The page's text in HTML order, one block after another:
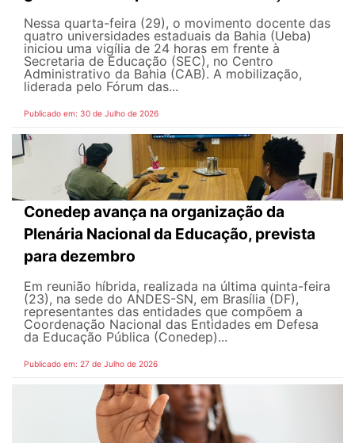
Nessa quarta-feira (29), o movimento docente das
quatro universidades estaduais da Bahia (Ueba)
iniciou uma vigília de 24 horas em frente à
Secretaria de Educação (SEC), no Centro
Administrativo da Bahia (CAB). A mobilização,
liderada pelo Fórum das...
Publicado em: 30 de Julho de 2026
Conedep avança na organização da
Plenária Nacional da Educação, prevista
para dezembro
Em reunião híbrida, realizada na última quinta-feira
(23), na sede do ANDES-SN, em Brasília (DF),
representantes das entidades que compõem a
Coordenação Nacional das Entidades em Defesa
da Educação Pública (Conedep)...
Publicado em: 27 de Julho de 2026